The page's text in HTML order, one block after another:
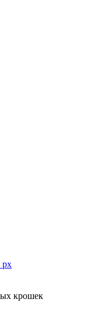
px
крошек